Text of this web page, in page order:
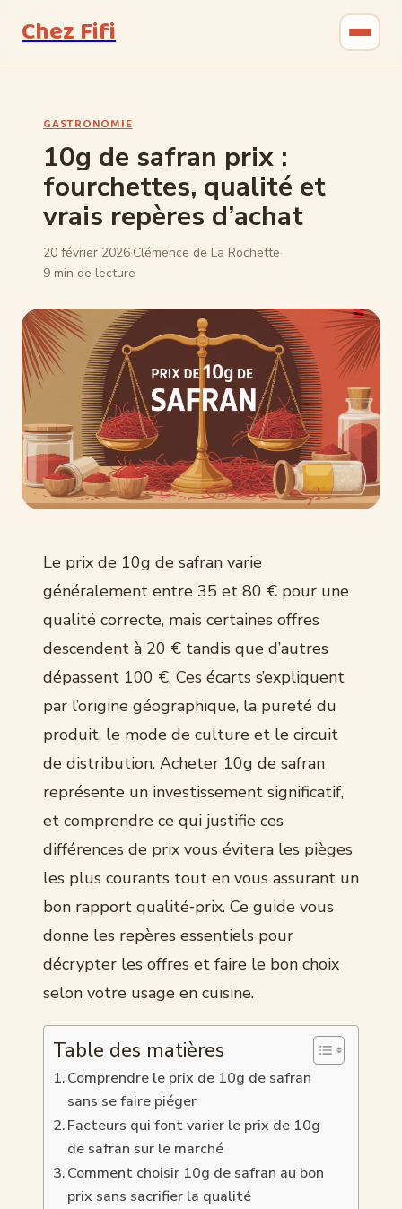
Chez Fifi
Bricolage
Jardinage
GASTRONOMIE
10g de safran prix :
fourchettes, qualité et
vrais repères d’achat
20 février 2026·Clémence de La Rochette·
9 min de lecture
Le prix de 10g de safran varie
généralement entre 35 et 80 € pour une
qualité correcte, mais certaines offres
descendent à 20 € tandis que d’autres
dépassent 100 €. Ces écarts s’expliquent
par l’origine géographique, la pureté du
produit, le mode de culture et le circuit
de distribution. Acheter 10g de safran
représente un investissement significatif,
et comprendre ce qui justifie ces
différences de prix vous évitera les pièges
les plus courants tout en vous assurant un
bon rapport qualité‑prix. Ce guide vous
donne les repères essentiels pour
décrypter les offres et faire le bon choix
selon votre usage en cuisine.
Table des matières
Comprendre le prix de 10g de safran
sans se faire piéger
Facteurs qui font varier le prix de 10g
de safran sur le marché
Comment choisir 10g de safran au bon
prix sans sacrifier la qualité